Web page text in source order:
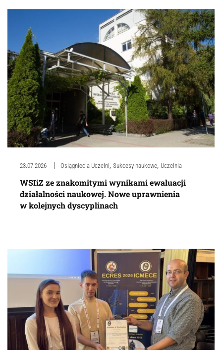
23.07.2026 Osiągniecia Uczelni, Sukcesy naukowe, Uczelnia
WSIiZ ze znakomitymi wynikami ewaluacji
działalności naukowej. Nowe uprawnienia
w kolejnych dyscyplinach